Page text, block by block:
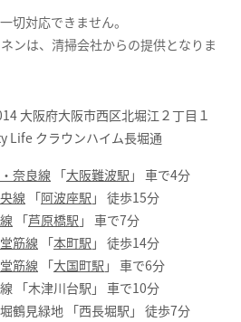
切対応できません。
ンは、清掃会社からの提供となりま
大阪府大阪市西区北堀江２丁目１
Life クラウンハイム長堀通
奈良線 「大阪難波駅 」 車で4分
線 「阿波座駅 」 徒歩15分
「芦原橋駅 」 車で7分
筋線 「本町駅 」 徒歩14分
筋線 「大国町駅 」 車で6分
「木津川台駅」 車で10分
鶴見緑地 「西長堀駅」 徒歩7分